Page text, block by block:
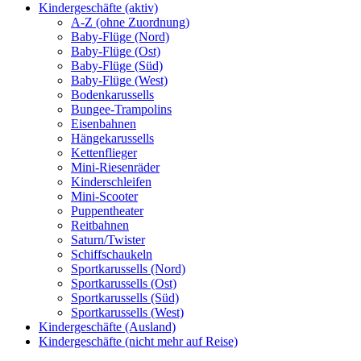
Kindergeschäfte (aktiv)
A-Z (ohne Zuordnung)
Baby-Flüge (Nord)
Baby-Flüge (Ost)
Baby-Flüge (Süd)
Baby-Flüge (West)
Bodenkarussells
Bungee-Trampolins
Eisenbahnen
Hängekarussells
Kettenflieger
Mini-Riesenräder
Kinderschleifen
Mini-Scooter
Puppentheater
Reitbahnen
Saturn/Twister
Schiffschaukeln
Sportkarussells (Nord)
Sportkarussells (Ost)
Sportkarussells (Süd)
Sportkarussells (West)
Kindergeschäfte (Ausland)
Kindergeschäfte (nicht mehr auf Reise)